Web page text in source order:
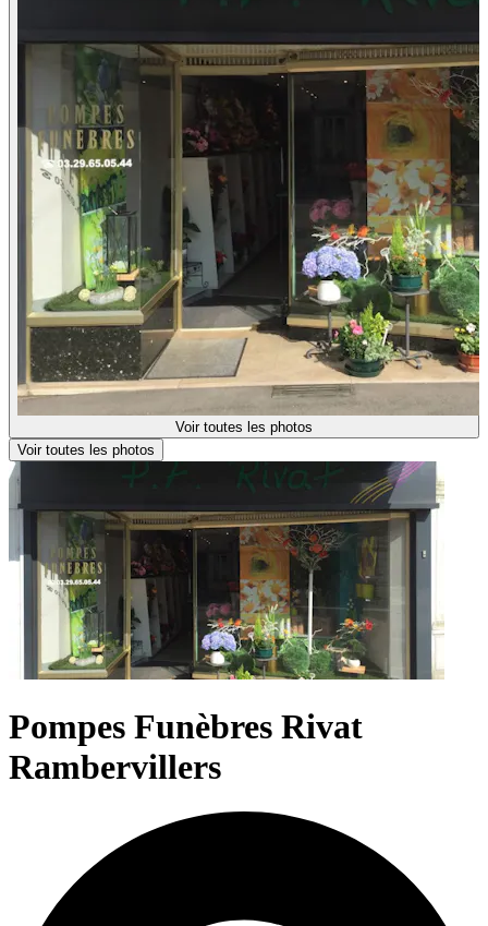
Voir toutes les photos
Voir toutes les photos
Pompes Funèbres Rivat
Rambervillers